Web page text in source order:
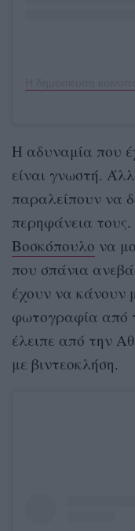
Η αδυναμία που
είναι γνωστή.
παραλείπουν να
περηφάνεια
Βοσκόπουλο να
που σπάνια
έχουν να κάνουν
φωτογραφία από
έλειπε από την
με βιντεοκλήση.